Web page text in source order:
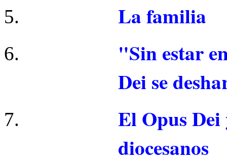
La familia
"Sin estar
Dei se
El Opus Dei
diocesanos